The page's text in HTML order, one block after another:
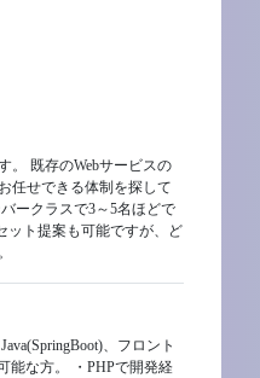
。 既存のWebサービスの
任せできる体制を探して
ークラスで3～5名ほどで
ット提案も可能ですが、ど
、フロント
能な方。 ・PHPで開発経